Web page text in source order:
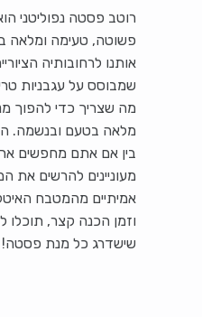
רוטב פסטה נפוליטני
פשוטה, טעימה ומלאה
אותנו לרחובותיה
שמבוסס על עגבניות
מה שצריך כדי להפוך
מלאה בטעם ובנשמה.
בין אם אתם מחפשים
מעוניינים להרשים
אמיתיים מהמטבח
וזמן הכנה קצר, תוכלו
שישדרג כל מנת פסטה!